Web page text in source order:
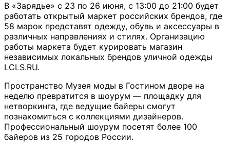
В «Зарядье» с 23 по 26 июня, с 13:00 до 21:00 будет
работать открытый маркет российских брендов, где
58 марок представят одежду, обувь и аксессуары в
различных направлениях и стилях. Организацию
работы маркета будет курировать магазин
независимых локальных брендов уличной одежды
LCLS.RU.
Пространство Музея моды в Гостином дворе на
неделю превратится в шоурум — площадку для
нетворкинга, где ведущие байеры смогут
познакомиться с коллекциями дизайнеров.
Профессиональный шоурум посетят более 100
байеров из 25 городов России.